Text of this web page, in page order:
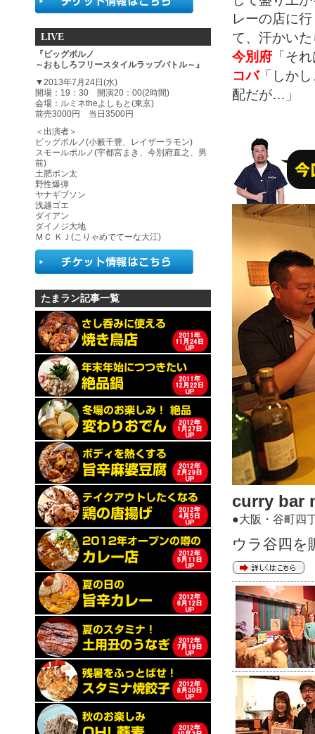
LIVE
『ビッグポルノ
～おもしろフリースタイルラップバトル～』
▼2013年7月24日(水)
開場：19：30 開演20：00(2時間)
会場：ルミネtheよしもと(東京)
前売3000円 当日3500円
＜出演者＞
ビッグポルノ(小籔千豊、レイザーラモン)
スモールポルノ(宇都宮まき、今別府直之、男
前)
土肥ポン太
野性爆弾
ヤナギブソン
浅越ゴエ
ダイアン
ダイノジ大地
ＭＣ ＫＪ(こりゃめでてーな大江)
たまラン記事一覧
レーの店に
て、汗かい
今別府 「そ
コバ「しか
配だが…」
curry bar
●大阪・谷町四
ウラ谷四を